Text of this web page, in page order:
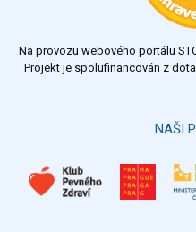
Na provozu webového portálu
Projekt je spolufinancován z
NAŠI